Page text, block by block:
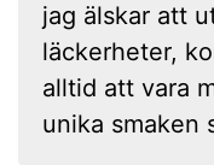
jag älskar att
läckerheter,
alltid att vara
unika smaken